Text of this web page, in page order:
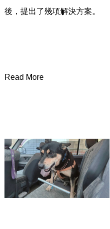
後，提出了幾項解決方案。
Read More